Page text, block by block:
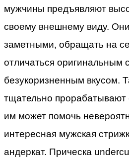
мужчины предъявляют
своему внешнему виду.
заметными, обращать на
отличаться оригинальным
безукоризненным вкусом.
тщательно прорабатывают
им может помочь
интересная мужская
андеркат. Прическа